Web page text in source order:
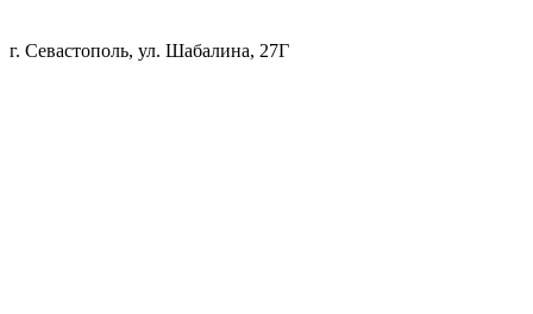
г. Севастополь, ул. Шабалина, 27Г